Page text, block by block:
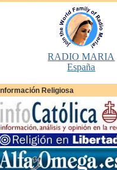
RADIO MARIA
España
Religiosa